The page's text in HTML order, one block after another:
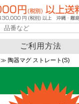
ご利用方法
≫ 陶器マグ ストレート(S)